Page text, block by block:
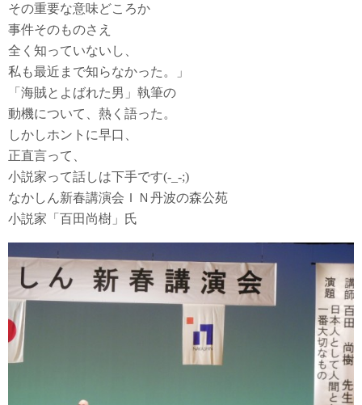
その重要な意味どころか
事件そのものさえ
全く知っていないし、
私も最近まで知らなかった。」
「海賊とよばれた男」執筆の
動機について、熱く語った。
しかしホントに早口、
正直言って、
小説家って話しは下手です(-_-;)
なかしん新春講演会ＩＮ丹波の森公苑
小説家「百田尚樹」氏